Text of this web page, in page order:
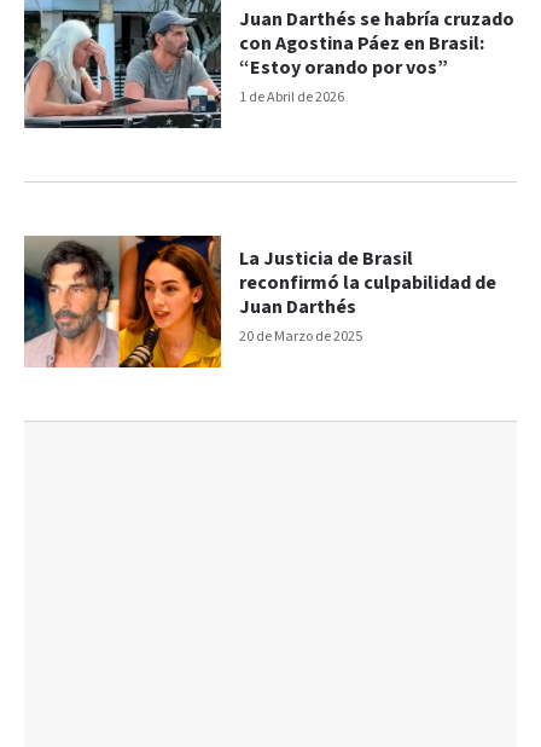
1 de Abril de 2026
Juan Darthés se habría cruzado
con Agostina Páez en Brasil:
“Estoy orando por vos”
20 de Marzo de 2025
La Justicia de Brasil
reconfirmó la culpabilidad de
Juan Darthés